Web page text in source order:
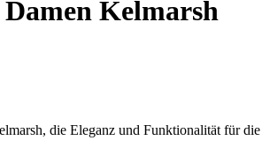
Damen Kelmarsh
die Eleganz und Funktionalität für